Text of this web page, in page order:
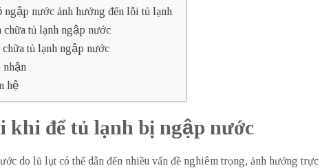
ngập nước ảnh hưởng đến lỗi tủ lạnh
chữa tủ lạnh ngập nước
tủ lạnh ngập nước
nhận
hệ
khi để tủ lạnh bị ngập nước
do lũ lụt có thể dẫn đến nhiều vấn đề nghiêm trọng, ảnh hưởng